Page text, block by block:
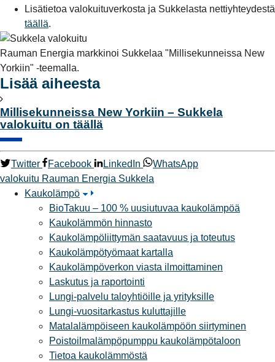
Lisätietoa valokuituverkosta ja Sukkelasta nettiyhteydestä
täällä.
Rauman Energia markkinoi Sukkelaa "Millisekunneissa New
Yorkiin" -teemalla.
Lisää aiheesta
Millisekunneissa New Yorkiin – Sukkela
valokuitu on täällä
Twitter Facebook LinkedIn
WhatsApp
valokuitu Rauman Energia Sukkela
Kaukolämpö
BioTakuu – 100 % uusiutuvaa kaukolämpöä
Kaukolämmön hinnasto
Kaukolämpöliittymän saatavuus ja toteutus
Kaukolämpötyömaat kartalla
Kaukolämpöverkon viasta ilmoittaminen
Laskutus ja raportointi
Lungi-palvelu taloyhtiöille ja yrityksille
Lungi-vuositarkastus kuluttajille
Matalalämpöiseen kaukolämpöön siirtyminen
Poistoilmalämpöpumppu kaukolämpötaloon
Tietoa kaukolämmöstä